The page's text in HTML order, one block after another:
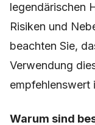
legendärischen
Risiken und
beachten Sie,
Verwendung
empfehlenswert
Warum sind